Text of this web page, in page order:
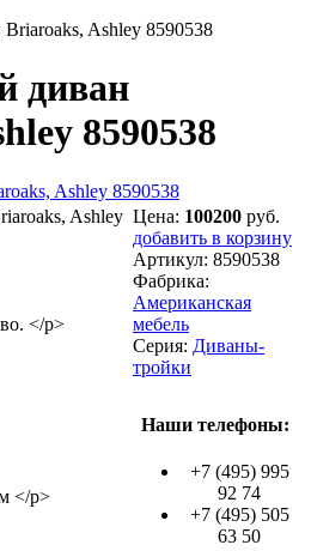
Ashley 8590538
диван
8590538
Ashley
</p>
</p>
Цена: 100200 руб.
добавить в корзину
Артикул: 8590538
Фабрика:
Американская
мебель
Серия: Диваны-
тройки
Наши телефоны:
+7 (495) 995
92 74
+7 (495) 505
63 50